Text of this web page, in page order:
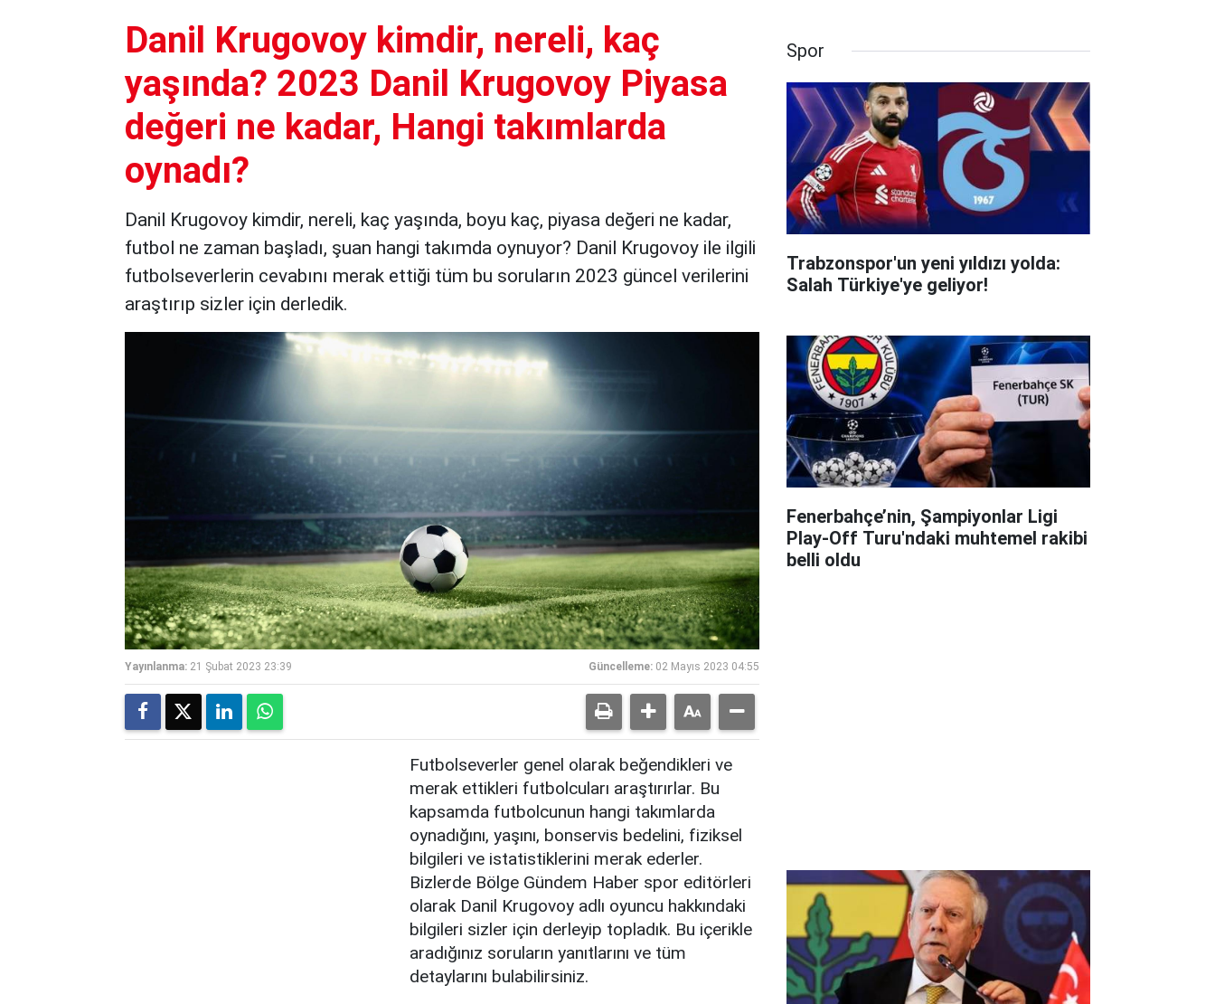
Danil Krugovoy kimdir, nereli, kaç
yaşında? 2023 Danil Krugovoy Piyasa
değeri ne kadar, Hangi takımlarda
oynadı?
Danil Krugovoy kimdir, nereli, kaç yaşında, boyu kaç, piyasa değeri ne kadar,
futbol ne zaman başladı, şuan hangi takımda oynuyor? Danil Krugovoy ile ilgili
futbolseverlerin cevabını merak ettiği tüm bu soruların 2023 güncel verilerini
araştırıp sizler için derledik.
Yayınlanma: 21 Şubat 2023 23:39 Güncelleme: 02 Mayıs 2023 04:55
Futbolseverler genel olarak beğendikleri ve
merak ettikleri futbolcuları araştırırlar. Bu
kapsamda futbolcunun hangi takımlarda
oynadığını, yaşını, bonservis bedelini, fiziksel
bilgileri ve istatistiklerini merak ederler.
Bizlerde Bölge Gündem Haber spor editörleri
olarak Danil Krugovoy adlı oyuncu hakkındaki
bilgileri sizler için derleyip topladık. Bu içerikle
aradığınız soruların yanıtlarını ve tüm
detaylarını bulabilirsiniz.
Spor
Trabzonspor'un yeni yıldızı yolda:
Salah Türkiye'ye geliyor!
Fenerbahçe’nin, Şampiyonlar Ligi
Play-Off Turu'ndaki muhtemel rakibi
belli oldu